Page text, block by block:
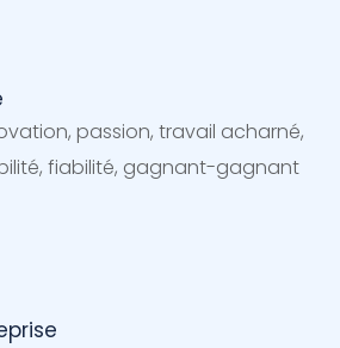
passion, travail acharné,
fiabilité, gagnant-gagnant